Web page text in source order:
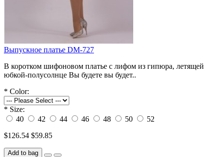
Выпускное платье DM-727
В коротком шифоновом платье с лифом из гипюра, летящей
юбкой-полусолнце Вы будете вы будет..
* Color:
* Size:
40
42 44 46 48 50
52
$126.54 $59.85
Add to bag